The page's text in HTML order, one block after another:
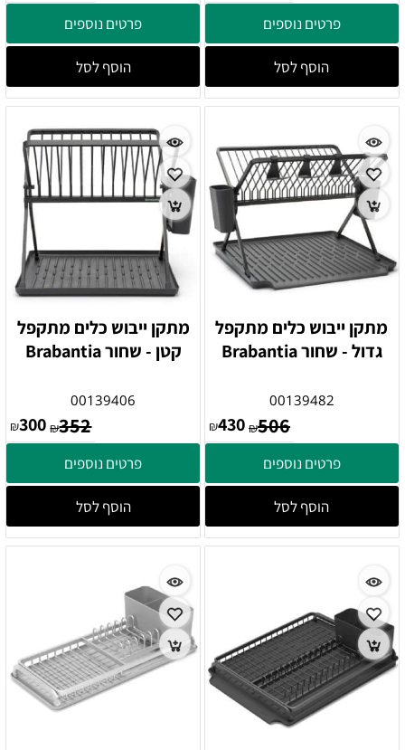
פרטים נוספים
הוסף לסל
פרטים נוספים
הוסף לסל
מתקן ייבוש כלים מתקפל
גדול - שחור Brabantia
00139482
₪506
₪430
פרטים נוספים
הוסף לסל
מתקן ייבוש כלים מתקפל
קטן - שחור Brabantia
00139406
₪352
₪300
פרטים נוספים
הוסף לסל